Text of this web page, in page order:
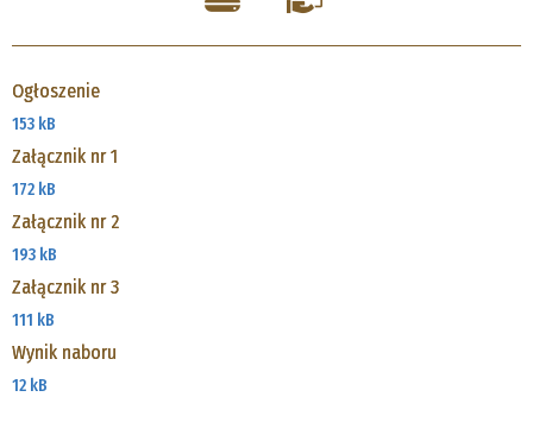
Ogłoszenie
153 kB
Załącznik nr 1
172 kB
Załącznik nr 2
193 kB
Załącznik nr 3
111 kB
Wynik naboru
12 kB